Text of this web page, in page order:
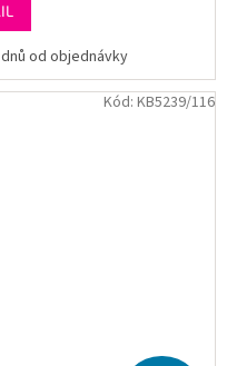
od objednávky
Kód: KB5239/116